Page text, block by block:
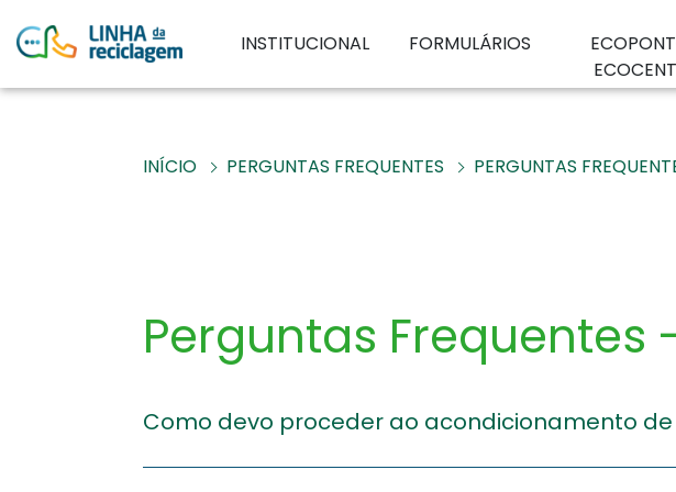
INSTITUCIONAL FORMULÁRIOS
INÍCIO PERGUNTAS FREQUENTES PERGUNTAS
Perguntas Frequentes
Como devo proceder ao acondicionamento